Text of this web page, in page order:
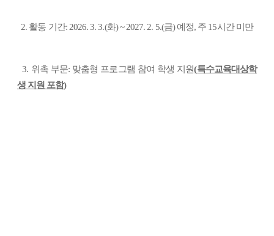
2. 활동 기간: 2026. 3. 3.(화) ~ 2027. 2. 5.(금)예정, 주 15시간 미만
3. 위촉 부문: 맞춤형 프로그램 참여 학생 지원(특수교육대상학
생 지원 포함)